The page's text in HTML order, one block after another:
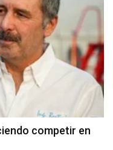
competir en